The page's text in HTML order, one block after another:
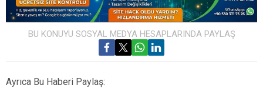
BU KONUYU SOSYAL MEDYA HESAPLARINDA PAYLAŞ
Ayrıca Bu Haberi Paylaş: